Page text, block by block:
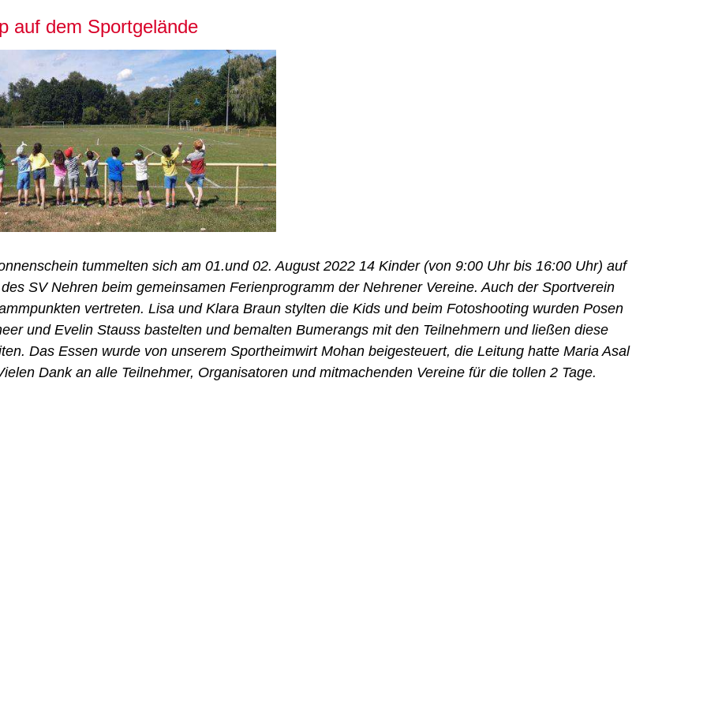
auf dem Sportgelände
tummelten sich am 01.und 02. August 2022 14 Kinder (von 9:00 Uhr bis 16:00 Uhr) auf
SV Nehren beim gemeinsamen Ferienprogramm der Nehrener Vereine. Auch der Sportverein
vertreten. Lisa und Klara Braun stylten die Kids und beim Fotoshooting wurden Posen
und Evelin Stauss bastelten und bemalten Bumerangs mit den Teilnehmern und ließen diese
Das Essen wurde von unserem Sportheimwirt Mohan beigesteuert, die Leitung hatte Maria Asal
Dank an alle Teilnehmer, Organisatoren und mitmachenden Vereine für die tollen 2 Tage.